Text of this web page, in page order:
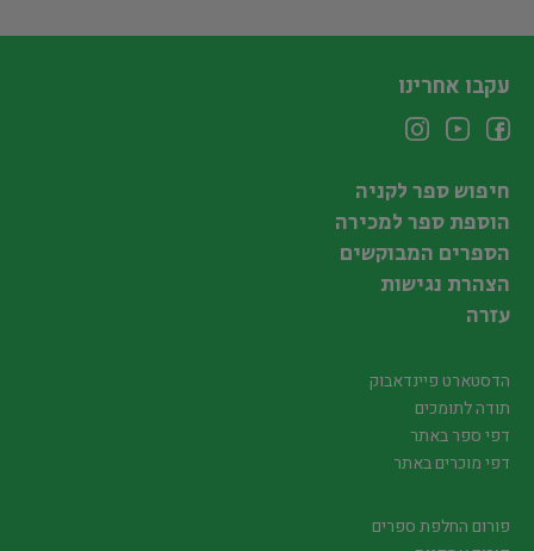
עקבו אחרינו
חיפוש ספר לקניה
הוספת ספר למכירה
הספרים המבוקשים
הצהרת נגישות
עזרה
הדסטארט פיינדאבוק
תודה לתומכים
דפי ספר באתר
דפי מוכרים באתר
פורום החלפת ספרים